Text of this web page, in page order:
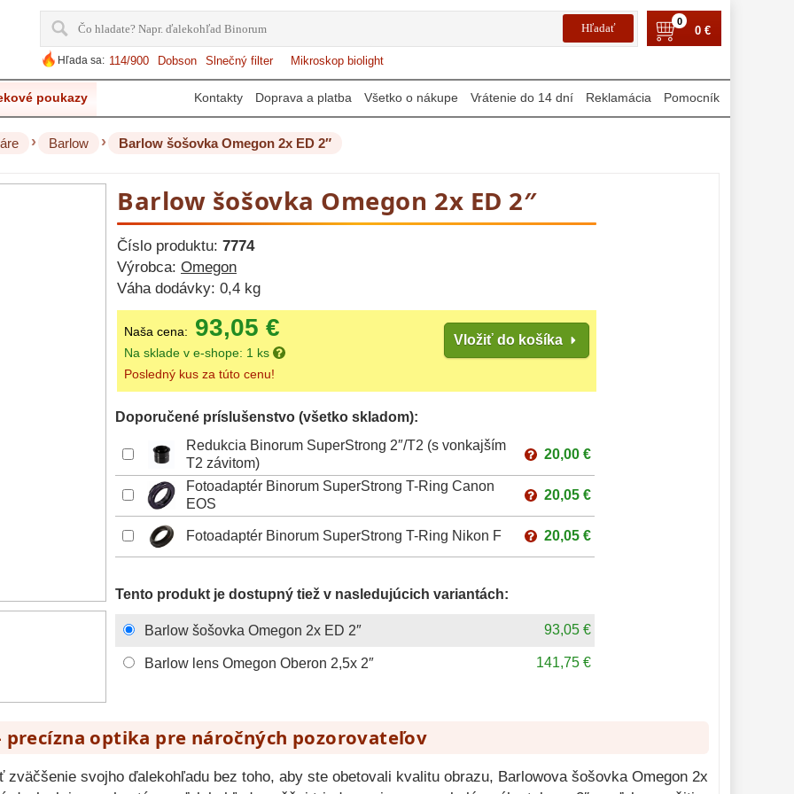
0
0 €
Hľada sa: 114/900 Dobson Slnečný filter Mikroskop biolight
poukazy Kontakty Doprava a platba Všetko o nákupe Vrátenie do 14 dní Reklamácia Pomocník
› Barlow › Barlow šošovka Omegon 2x ED 2″
Barlow šošovka Omegon 2x ED 2″
Číslo produktu: 7774
Výrobca: Omegon
Váha dodávky: 0,4 kg
Naša cena: 93,05 €
Na sklade v e-shope: 1 ks
Vložiť do košíka
Posledný kus za túto cenu!
Doporučené príslušenstvo (všetko skladom):
Redukcia Binorum SuperStrong 2″/T2 (s vonkajším
T2 závitom)
20,00 €
Fotoadaptér Binorum SuperStrong T-Ring Canon
EOS
20,05 €
Fotoadaptér Binorum SuperStrong T-Ring Nikon F 20,05 €
Tento produkt je dostupný tiež v nasledujúcich variantách:
Barlow šošovka Omegon 2x ED 2″ 93,05 €
Barlow lens Omegon Oberon 2,5x 2″ 141,75 €
precízna optika pre náročných pozorovateľov
svojho ďalekohľadu bez toho, aby ste obetovali kvalitu obrazu, Barlowova šošovka Omegon 2x